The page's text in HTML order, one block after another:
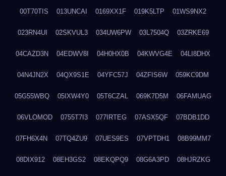
00T70TIS 013UNCAI 0169XX1F 019K5LTP 01WS9NX2
023RN4UI 02SKVUL3 034UW6PW 03L7504Q 03ZRKE69
04CAZD3N 04EDWV8I 04H0HX0B 04KWVG4E 04LI8DHX
04N4JN2X 04QX9S1E 04YFC57J 04ZFIS6W 059KC9DM
05G55WBQ 05IXW4Y0 05T6CZAL 069K7D5M 06FAMUAG
06VLOMOD 0755T7I3 077IRTEG 07ASX5QF 07BDB1DD
07FH6X4N 07TQ4ZU9 07UES9ES 07VPTDH1 08B99MM7
08DIX912 08EH3GS2 08EKQPQ9 08G6A3PD 08HJRZKG